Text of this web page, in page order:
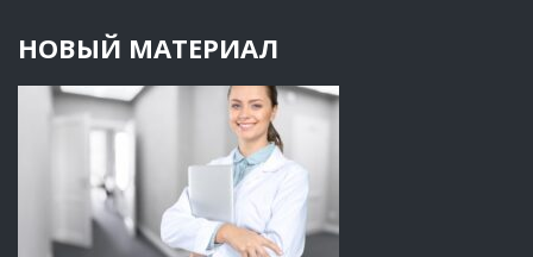
НОВЫЙ МАТЕРИАЛ